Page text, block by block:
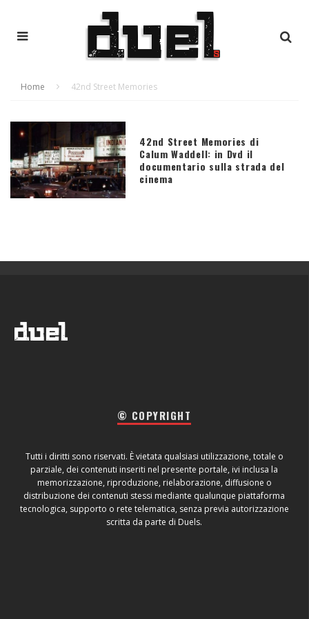
Home 42nd Street Memories
42nd Street Memories di
Calum Waddell: in Dvd il
documentario sulla strada del
cinema
© COPYRIGHT
Tutti i diritti sono riservati. È vietata qualsiasi utilizzazione, totale o
parziale, dei contenuti inseriti nel presente portale, ivi inclusa la
memorizzazione, riproduzione, rielaborazione, diffusione o
distribuzione dei contenuti stessi mediante qualunque piattaforma
tecnologica, supporto o rete telematica, senza previa autorizzazione
scritta da parte di Duels.